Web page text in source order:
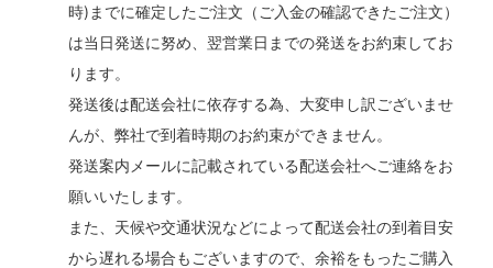
時)までに確定したご注文（ご入金の確認できたご注文）
は当日発送に努め、翌営業日までの発送をお約束してお
ります。
発送後は配送会社に依存する為、大変申し訳ございませ
んが、弊社で到着時期のお約束ができません。
発送案内メールに記載されている配送会社へご連絡をお
願いいたします。
また、天候や交通状況などによって配送会社の到着目安
から遅れる場合もございますので、余裕をもったご購入